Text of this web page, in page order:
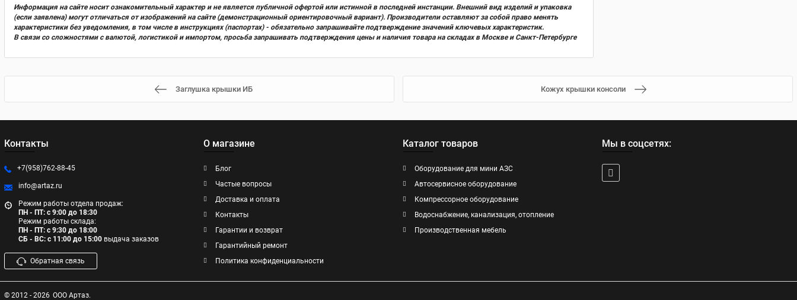
Информация на сайте носит ознакомительный характер и не является публичной офертой или истинной в последней инстанции. Внешний вид изделий и упаковка
(если заявлена) могут отличаться от изображений на сайте (демонстрационный ориентировочный вариант). Производители оставляют за собой право менять
характеристики без уведомления, в том числе в инструкциях (паспортах) - обязательно запрашивайте подтверждение значений ключевых характеристик.
В связи со сложностями с валютой, логистикой и импортом, просьба запрашивать подтверждения цены и наличия товара на складах в Москве и Санкт-Петербурге
Заглушка крышки ИБ Кожух крышки консоли
Контакты
+7(958)762-88-45
info@artaz.ru
Режим работы отдела продаж:
ПН - ПТ: с 9:00 до 18:30
Режим работы склада:
ПН - ПТ: с 9:30 до 18:00
СБ - ВС: с 11:00 до 15:00 выдача заказов
Обратная связь
О магазине
Блог
Частые вопросы
Доставка и оплата
Контакты
Гарантии и возврат
Гарантийный ремонт
Политика конфиденциальности
Каталог товаров
Оборудование для мини АЗС
Автосервисное оборудование
Компрессорное оборудование
Водоснабжение, канализация, отопление
Производственная мебель
Мы в соцсетях:
© 2012 - 2026 ООО Артаз.